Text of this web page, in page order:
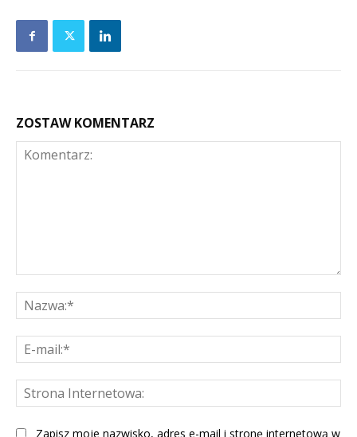
ZOSTAW KOMENTARZ
Zapisz moje nazwisko, adres e-mail i stronę internetową w